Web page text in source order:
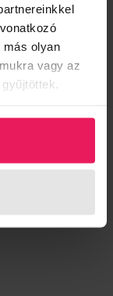
más olyan
vagy az
short.